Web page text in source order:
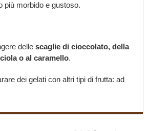
più morbido e gustoso.
delle scaglie di cioccolato, della
o al caramello.
dei gelati con altri tipi di frutta: ad